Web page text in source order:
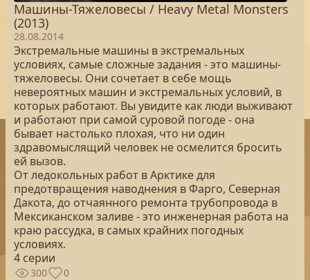
Машины-Тяжеловесы / Heavy Metal Monsters
(2013)
28.08.2014
Экстремальные машины в экстремальных
условиях, самые сложные задания - это машины-
тяжеловесы. Они сочетает в себе мощь
невероятных машин и экстремальных условий, в
которых работают. Вы увидите как люди выживают
и работают при самой суровой погоде - она
бывает настолько плохая, что ни один
здравомыслящий человек не осмелится бросить
ей вызов.
От ледокольных работ в Арктике для
предотвращения наводнения в Фарго, Северная
Дакота, до отчаянного ремонта трубопровода в
Мексиканском заливе - это инженерная работа на
краю рассудка, в самых крайних погодных
условиях.
4 серии
300 0